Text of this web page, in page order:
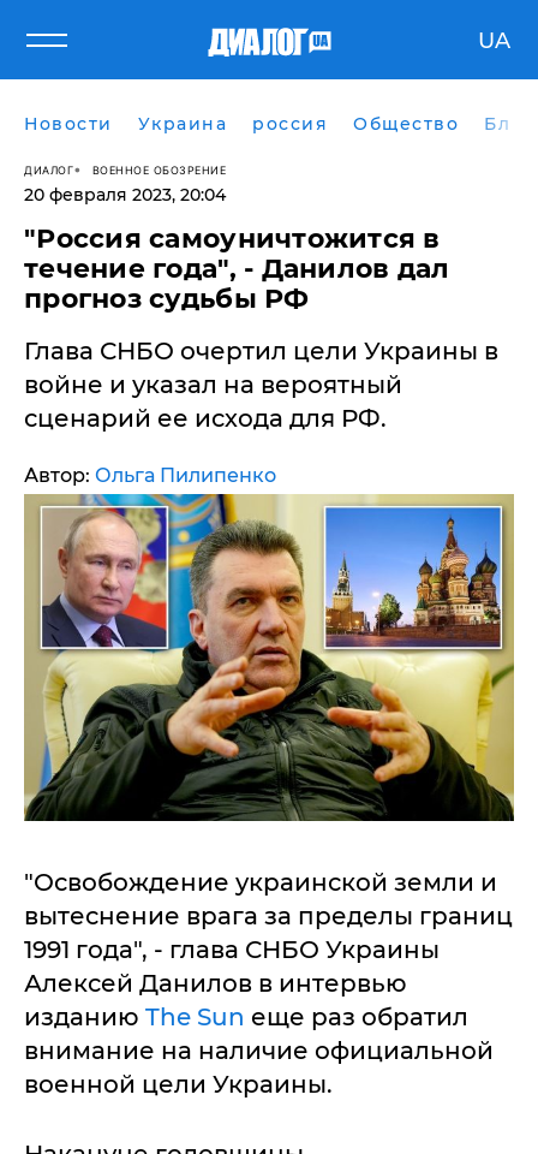
UA
Новости Украина россия Общество
ДИАЛОГ ВОЕННОЕ ОБОЗРЕНИЕ
20 февраля 2023, 20:04
"Россия самоуничтожится в
течение года", - Данилов дал
прогноз судьбы РФ
Глава СНБО очертил цели Украины в
войне и указал на вероятный
сценарий ее исхода для РФ.
Автор: Ольга Пилипенко
"Освобождение украинской земли и
вытеснение врага за пределы границ
1991 года", - глава СНБО Украины
Алексей Данилов в интервью
изданию The Sun еще раз обратил
внимание на наличие официальной
военной цели Украины.